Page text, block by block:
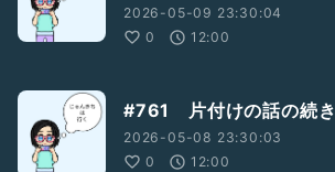
2026-05-09 23:30:04
0
12:00
#761 片付けの話の続き
2026-05-08 23:30:03
0
12:00